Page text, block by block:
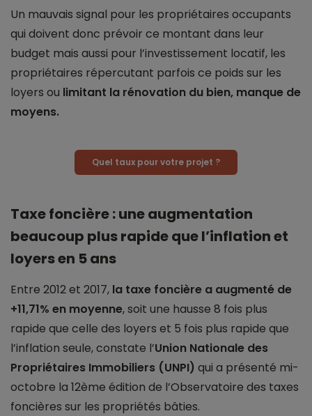
Un mauvais signal pour les propriétaires occupants
qui doivent donc prévoir ce montant dans leur
budget mais aussi pour l’investissement locatif, les
propriétaires répercutant parfois ce poids sur les
loyers ou limitant la rénovation du bien, manque de
moyens.
Quel taux pour votre projet ?
Taxe foncière : une augmentation
beaucoup plus rapide que l’inflation et
loyers en 5 ans
Entre 2012 et 2017, la taxe foncière a augmenté de
+11,71% en moyenne, soit une hausse 8 fois plus
rapide que celle des loyers et 5 fois plus rapide que
l’inflation seule, constate l’Union Nationale des
Propriétaires Immobiliers (UNPI) qui a présenté mi-
octobre la 12ème édition de l’Observatoire des taxes
foncières sur les propriétés bâties.